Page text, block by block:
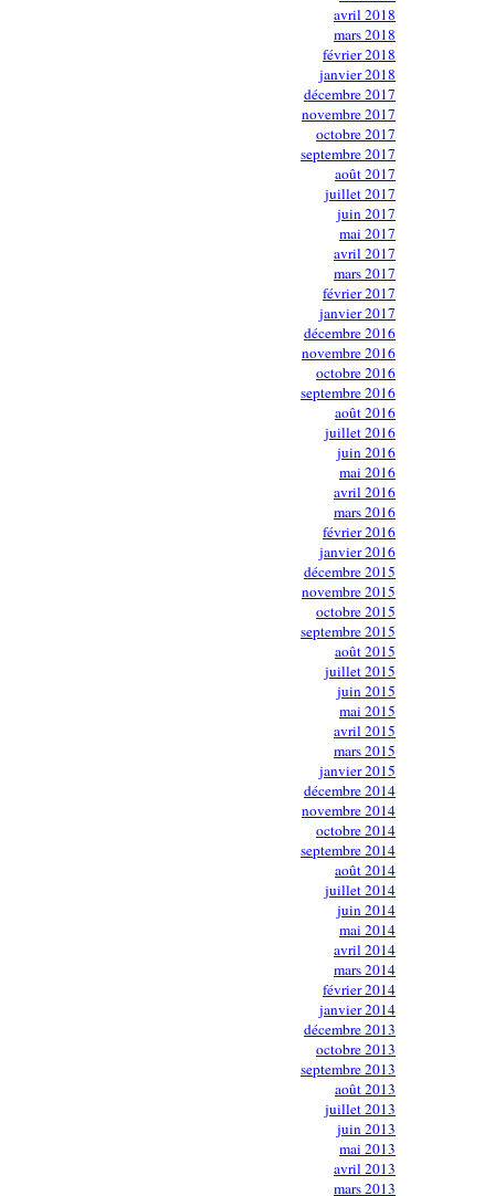
avril 2018
mars 2018
février 2018
janvier 2018
décembre 2017
novembre 2017
octobre 2017
septembre 2017
août 2017
juillet 2017
juin 2017
mai 2017
avril 2017
mars 2017
février 2017
janvier 2017
décembre 2016
novembre 2016
octobre 2016
septembre 2016
août 2016
juillet 2016
juin 2016
mai 2016
avril 2016
mars 2016
février 2016
janvier 2016
décembre 2015
novembre 2015
octobre 2015
septembre 2015
août 2015
juillet 2015
juin 2015
mai 2015
avril 2015
mars 2015
janvier 2015
décembre 2014
novembre 2014
octobre 2014
septembre 2014
août 2014
juillet 2014
juin 2014
mai 2014
avril 2014
mars 2014
février 2014
janvier 2014
décembre 2013
octobre 2013
septembre 2013
août 2013
juillet 2013
juin 2013
mai 2013
avril 2013
mars 2013